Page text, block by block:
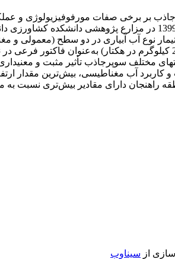
بر برخی صفات مورفوفیزیولوژی و
آزمایشی در سال زراعی 1400-1399 در مزارع
نوع آب آبیاری در دو سطح (معمولی و
مختلف سوپر‌جاذب تأثیر مثبت و
راهنجان دارای مقادیر بیش‌تری نسبت
از سیناوب